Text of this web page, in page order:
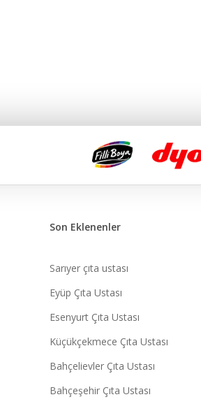
Son Eklenenler
Sarıyer çıta ustası
Eyüp Çıta Ustası
Esenyurt Çıta Ustası
Küçükçekmece Çıta Ustası
Bahçelievler Çıta Ustası
Bahçeşehir Çıta Ustası